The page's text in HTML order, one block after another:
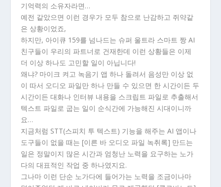
기억력의 소유자라면…
예전 같았으면 이런 경우가 모두 참으로 난감하고 쥐약같
은 상황이었죠,
하지만, 아이큐 159를 넘나드는 슈퍼 울트라 스마트 짱 AI
친구들이 우리의 파트너로 건재한데 이런 상황들은 이제
더 이상 하나도 고민할 일이 아닙니다!
왜냐? 마이크 켜고 녹음기 앱 하나 돌려서 음성만 이상 없
이 따서 오디오 파일만 하나 만들 수 있으면 한 시간이든 두
시간이든 대화나 인터뷰 내용을 스크립트 파일로 추출해서
텍스트 파일로 굽는 일이 순식간에 가능해진 시대이니까
요…
지금처럼 STT(스피치 투 텍스트) 기능을 해주는 AI 앱이나
도구들이 없을 때는 [이른 바 오디오 파일 녹취록] 만드는
일은 정말이지 많은 시간과 엄청난 노력을 요구하는 노가
다의 대표적인 작업 중 하나였지요.
그나마 이런 단순 노가다에 들어가는 노력을 조금이나마